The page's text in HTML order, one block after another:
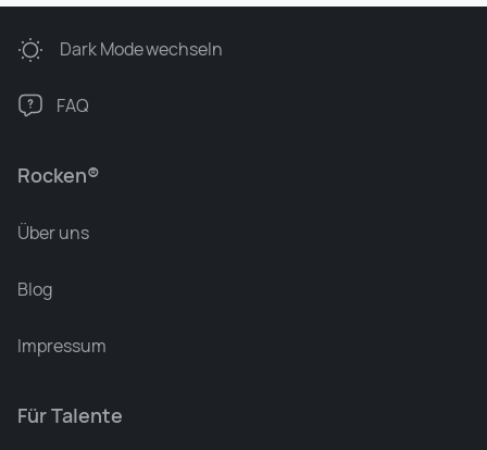
Rocken®
Über uns
Blog
Impressum
Für Talente
Dark Modewechseln
FAQ